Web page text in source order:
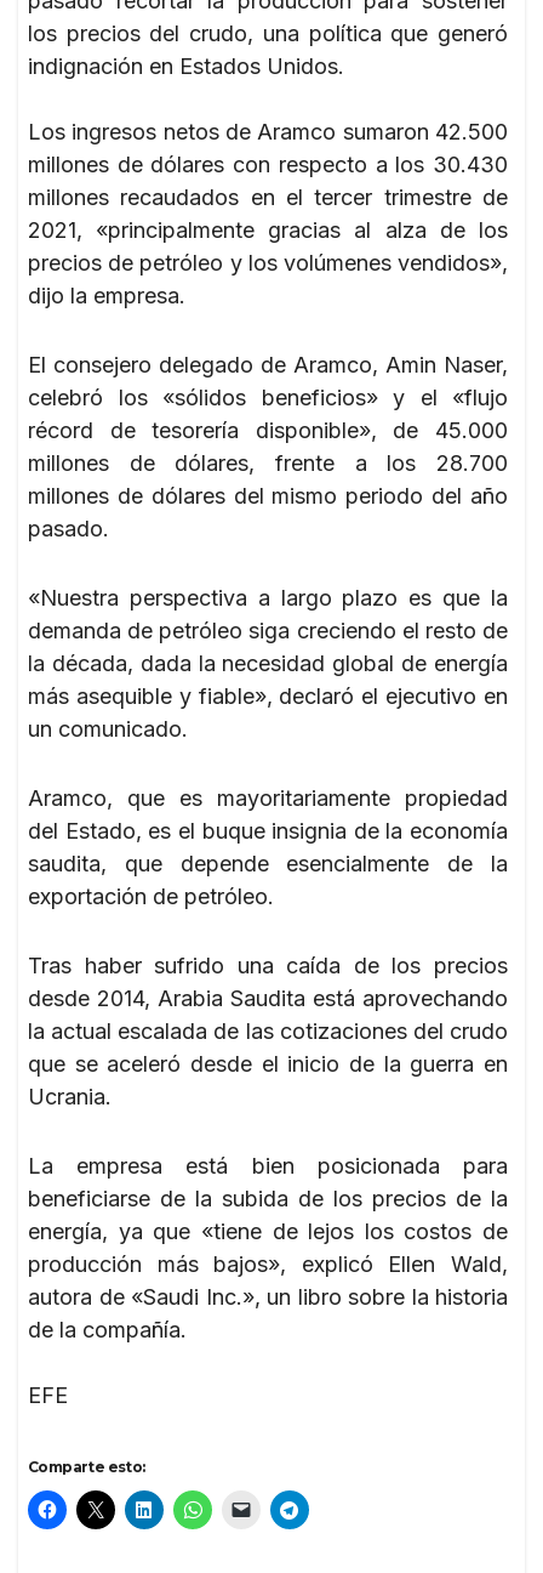
los precios del crudo, una política que generó
indignación en Estados Unidos.
Los ingresos netos de Aramco sumaron 42.500
millones de dólares con respecto a los 30.430
millones recaudados en el tercer trimestre de
2021, «principalmente gracias al alza de los
precios de petróleo y los volúmenes vendidos»,
dijo la empresa.
El consejero delegado de Aramco, Amin Naser,
celebró los «sólidos beneficios» y el «flujo
récord de tesorería disponible», de 45.000
millones de dólares, frente a los 28.700
millones de dólares del mismo periodo del año
pasado.
«Nuestra perspectiva a largo plazo es que la
demanda de petróleo siga creciendo el resto de
la década, dada la necesidad global de energía
más asequible y fiable», declaró el ejecutivo en
un comunicado.
Aramco, que es mayoritariamente propiedad
del Estado, es el buque insignia de la economía
saudita, que depende esencialmente de la
exportación de petróleo.
Tras haber sufrido una caída de los precios
desde 2014, Arabia Saudita está aprovechando
la actual escalada de las cotizaciones del crudo
que se aceleró desde el inicio de la guerra en
Ucrania.
La empresa está bien posicionada para
beneficiarse de la subida de los precios de la
energía, ya que «tiene de lejos los costos de
producción más bajos», explicó Ellen Wald,
autora de «Saudi Inc.», un libro sobre la historia
de la compañía.
EFE
Comparte esto: